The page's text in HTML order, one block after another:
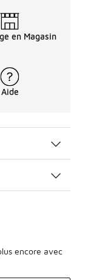
en Magasin
Aide
encore avec